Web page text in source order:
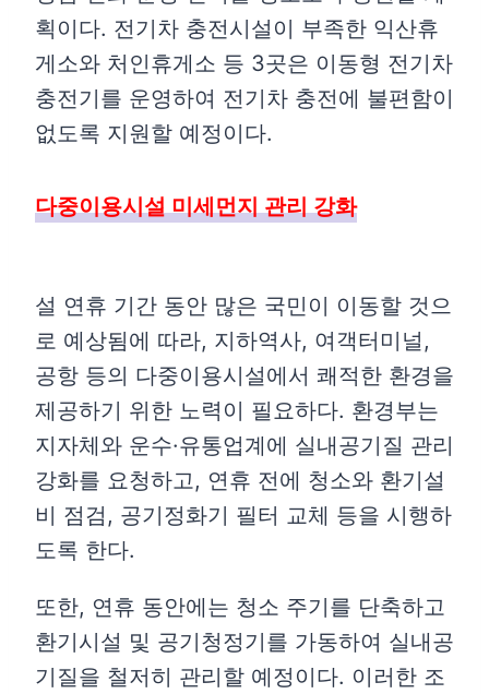
획이다. 전기차 충전시설이 부족한 익산휴
게소와 처인휴게소 등 3곳은 이동형 전기차
충전기를 운영하여 전기차 충전에 불편함이
없도록 지원할 예정이다.
다중이용시설 미세먼지 관리 강화
설 연휴 기간 동안 많은 국민이 이동할 것으
로 예상됨에 따라, 지하역사, 여객터미널,
공항 등의 다중이용시설에서 쾌적한 환경을
제공하기 위한 노력이 필요하다. 환경부는
지자체와 운수·유통업계에 실내공기질 관리
강화를 요청하고, 연휴 전에 청소와 환기설
비 점검, 공기정화기 필터 교체 등을 시행하
도록 한다.
또한, 연휴 동안에는 청소 주기를 단축하고
환기시설 및 공기청정기를 가동하여 실내공
기질을 철저히 관리할 예정이다. 이러한 조